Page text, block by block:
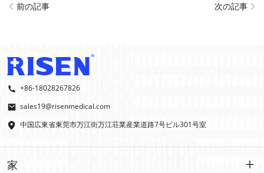
前の記事 次の記事
+86-18028267826
sales19@risenmedical.com
中国広東省東莞市万江街万江荘業産業道路7号ビル301号室
家